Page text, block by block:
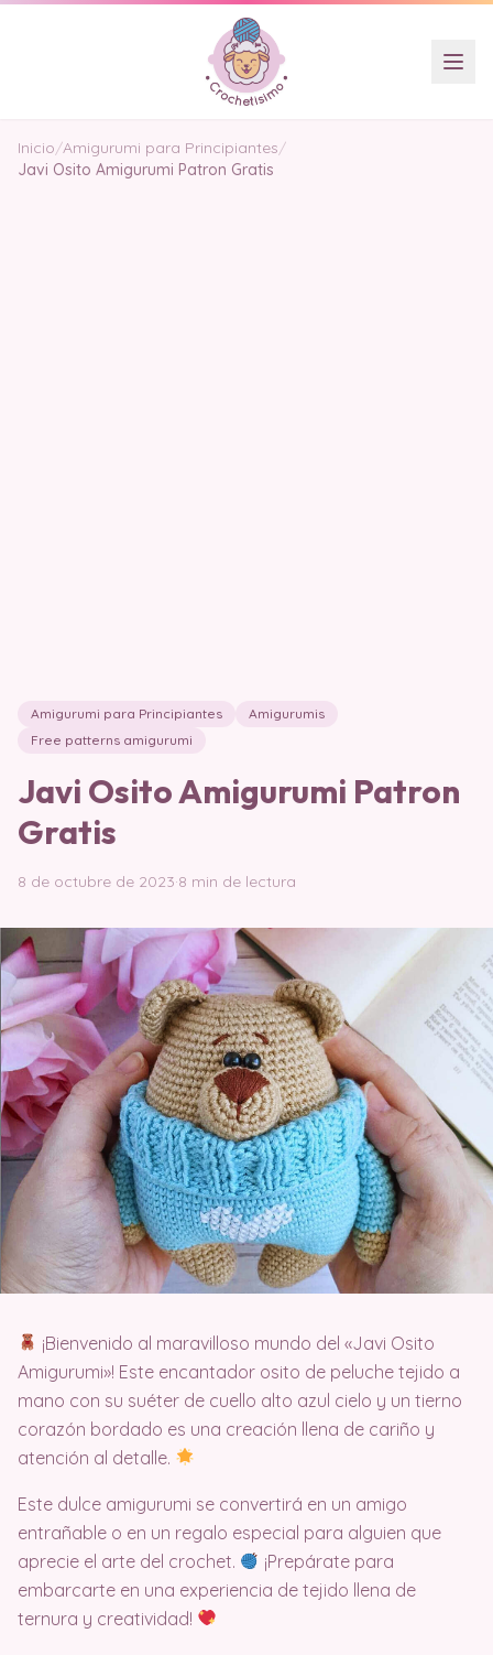
Inicio/Amigurumi para Principiantes/
Javi Osito Amigurumi Patron Gratis
Amigurumi para Principiantes
Amigurumis
Free patterns amigurumi
Javi Osito Amigurumi Patron
Gratis
8 de octubre de 2023·8 min de lectura
¡Bienvenido al maravilloso mundo del «Javi Osito
Amigurumi»! Este encantador osito de peluche tejido a
mano con su suéter de cuello alto azul cielo y un tierno
corazón bordado es una creación llena de cariño y
atención al detalle.
Este dulce amigurumi se convertirá en un amigo
entrañable o en un regalo especial para alguien que
aprecie el arte del crochet.
¡Prepárate para
embarcarte en una experiencia de tejido llena de
ternura y creatividad!